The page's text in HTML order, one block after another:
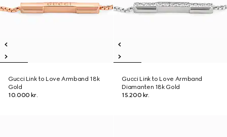
Gucci Link to Love Armband 18k
Gold
10.000 kr.
Gucci Link to Love Armband
Diamanten 18k Gold
15.200 kr.